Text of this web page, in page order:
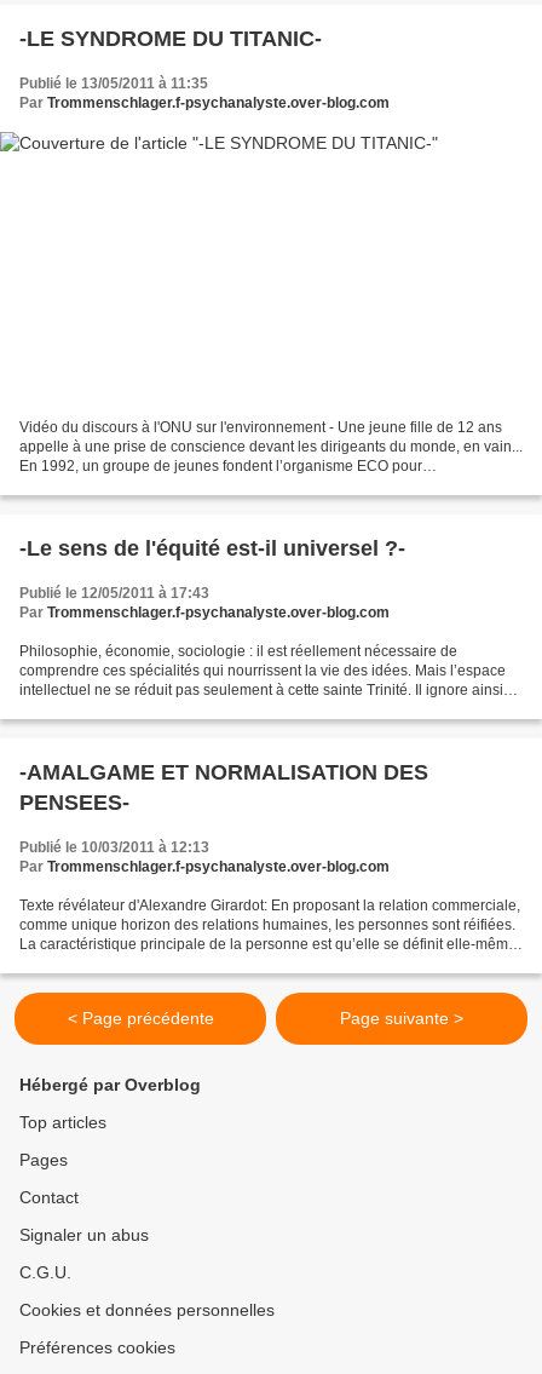
-LE SYNDROME DU TITANIC-
Publié le 13/05/2011 à 11:35
Par Trommenschlager.f-psychanalyste.over-blog.com
Vidéo du discours à l'ONU sur l'environnement - Une jeune fille de 12 ans
appelle à une prise de conscience devant les dirigeants du monde, en vain...
En 1992, un groupe de jeunes fondent l’organisme ECO pour
-Le sens de l'équité est-il universel ?-
Publié le 12/05/2011 à 17:43
Par Trommenschlager.f-psychanalyste.over-blog.com
Philosophie, économie, sociologie : il est réellement nécessaire de
comprendre ces spécialités qui nourrissent la vie des idées. Mais l’espace
intellectuel ne se réduit pas seulement à cette sainte Trinité. Il ignore ainsi
-AMALGAME ET NORMALISATION DES
PENSEES-
Publié le 10/03/2011 à 12:13
Par Trommenschlager.f-psychanalyste.over-blog.com
Texte révélateur d'Alexandre Girardot: En proposant la relation commerciale,
comme unique horizon des relations humaines, les personnes sont réifiées.
La caractéristique principale de la personne est qu’elle se définit elle-même
< Page précédente Page suivante >
Hébergé par Overblog
Top articles
Pages
Contact
Signaler un abus
C.G.U.
Cookies et données personnelles
Préférences cookies